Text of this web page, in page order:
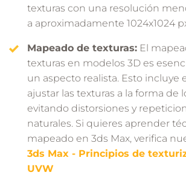
texturas con una resolución
a aproximadamente 1024x1024
Mapeado de texturas: El
texturas en modelos 3D es
un aspecto realista. Esto incluye
ajustar las texturas a la forma de
evitando distorsiones y
naturales. Si quieres aprender
mapeado en 3ds Max, verifica
3ds Max - Principios de
UVW